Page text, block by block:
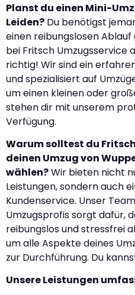
Planst du einen Mini-
Leiden? Du benötigst
einen reibungslosen
bei Fritsch Umzugsservice
richtig! Wir sind ein
und spezialisiert auf
um einen kleinen oder
stehen dir mit unserem
Verfügung.
Warum solltest du
deinen Umzug von
wählen?Wir bieten nicht
Leistungen, sondern auch
Kundenservice. Unser
Umzugsprofis sorgt dafür,
reibungslos und stressfrei
um alle Aspekte deines
zur Durchführung. Du
Unsere Leistungen